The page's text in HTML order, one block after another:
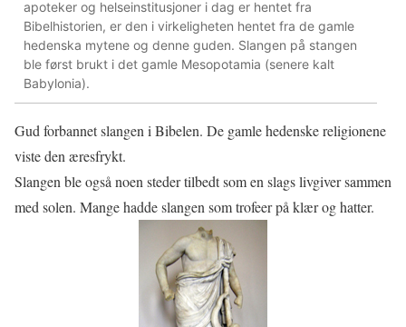
apoteker og helseinstitusjoner i dag er hentet fra
Bibelhistorien, er den i virkeligheten hentet fra de gamle
hedenska mytene og denne guden. Slangen på stangen
ble først brukt i det gamle Mesopotamia (senere kalt
Babylonia).
Gud forbannet slangen i Bibelen. De gamle hedenske religionene
viste den æresfrykt.
Slangen ble også noen steder tilbedt som en slags livgiver sammen
med solen. Mange hadde slangen som trofeer på klær og hatter.